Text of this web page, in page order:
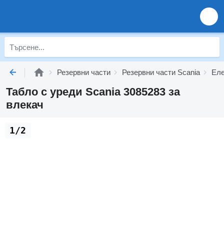
Резервни части Резервни части Scania
Табло с уреди Scania 3085283 за
влекач
1/2